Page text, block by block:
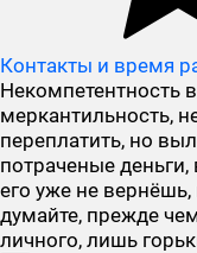
Контакты и время
Некомпетентность
меркантильность,
переплатить, но
потраченые
его уже не вернёшь,
думайте, прежде
личного, лишь